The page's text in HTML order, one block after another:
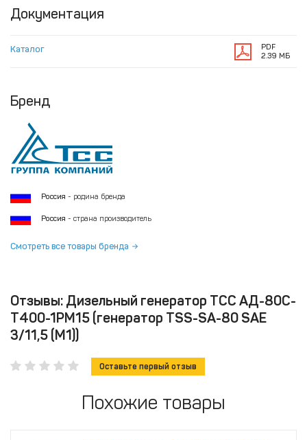
моточасов наработки, в зависимости от того, что наступит
Документация
Каталог
PDF
2.39 МБ
Бренд
Россия - родина бренда
Россия - страна производитель
Смотреть все товары бренда
Отзывы: Дизельный генератор ТСС АД-80C-
Т400-1РМ15 (генератор TSS-SA-80 SAE
3/11,5 (М1))
Оставьте первый отзыв
Похожие товары